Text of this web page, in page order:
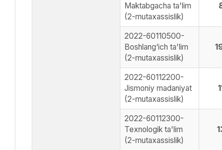
Maktabgacha ta'lim
(2-mutaxassislik)
2022-60110500-
Boshlang‘ich ta'lim
(2-mutaxassislik)
2022-60112200-
Jismoniy madaniyat
(2-mutaxassislik)
2022-60112300-
Texnologik ta'lim
(2-mutaxassislik)